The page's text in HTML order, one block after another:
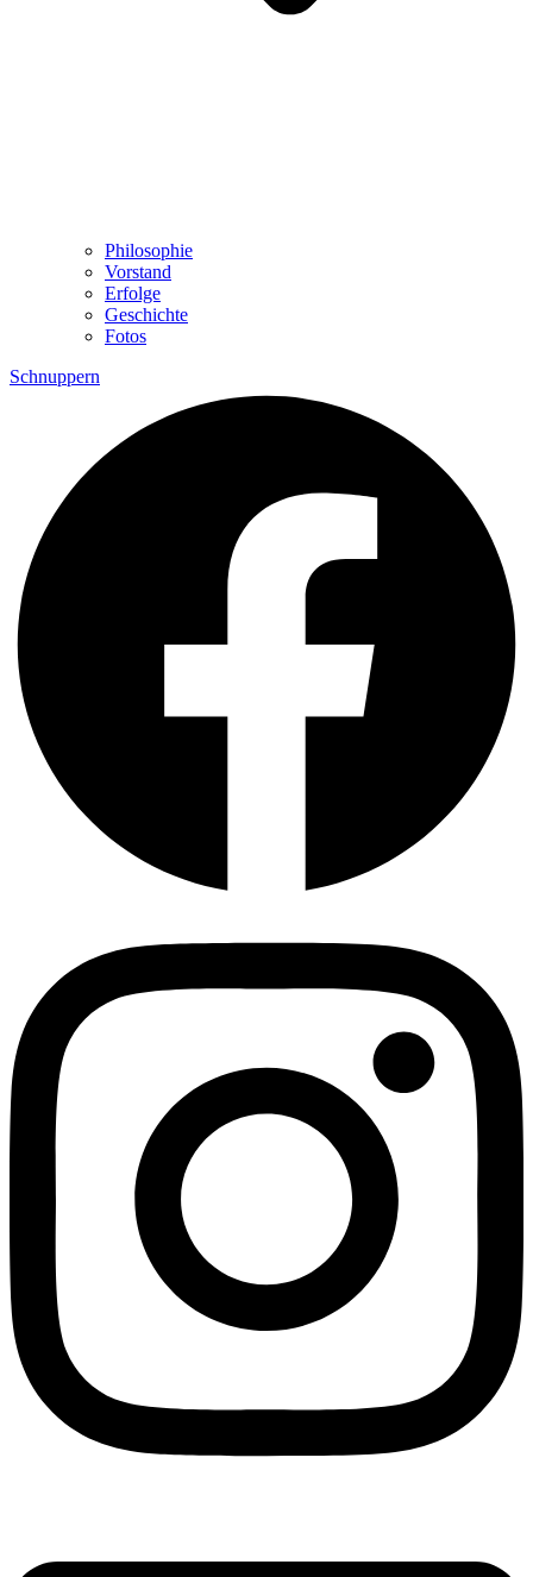
Philosophie
Vorstand
Erfolge
Geschichte
Fotos
Schnuppern